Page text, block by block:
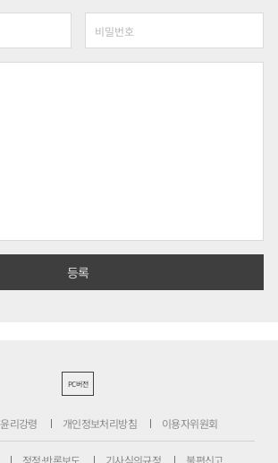
PC버전
윤리강령 개인정보처리방침 이용자위원회